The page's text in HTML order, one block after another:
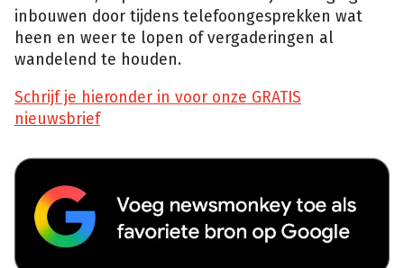
inbouwen door tijdens telefoongesprekken wat
heen en weer te lopen of vergaderingen al
wandelend te houden.
Schrijf je hieronder in voor onze GRATIS
nieuwsbrief